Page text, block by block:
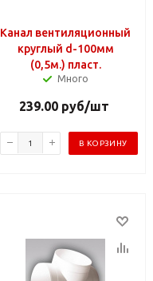
Канал вентиляционный
круглый d-100мм
(0,5м.) пласт.
Много
239.00руб/шт
В КОРЗИНУ